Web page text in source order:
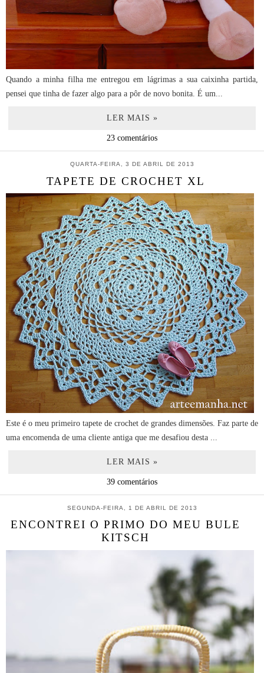
Quando a minha filha me entregou em lágrimas a sua caixinha partida,
pensei que tinha de fazer algo para a pôr de novo bonita. É um...
LER MAIS »
23 comentários
QUARTA-FEIRA, 3 DE ABRIL DE 2013
TAPETE DE CROCHET XL
Este é o meu primeiro tapete de crochet de grandes dimensões. Faz parte de
uma encomenda de uma cliente antiga que me desafiou desta ...
LER MAIS »
39 comentários
SEGUNDA-FEIRA, 1 DE ABRIL DE 2013
ENCONTREI O PRIMO DO MEU BULE
KITSCH